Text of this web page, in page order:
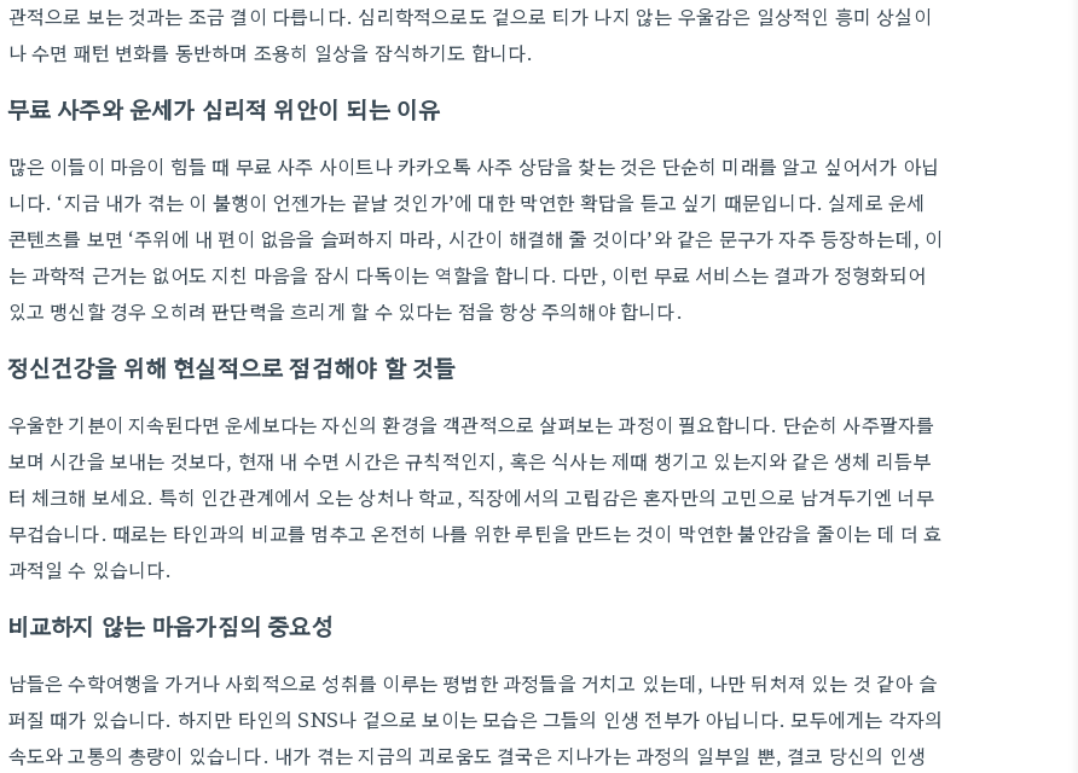
관적으로 보는 것과는 조금 결이 다릅니다. 심리학적으로도 겉으로 티가 나지 않는 우울감은 일상적인 흥미 상실이
나 수면 패턴 변화를 동반하며 조용히 일상을 잠식하기도 합니다.
무료 사주와 운세가 심리적 위안이 되는 이유
많은 이들이 마음이 힘들 때 무료 사주 사이트나 카카오톡 사주 상담을 찾는 것은 단순히 미래를 알고 싶어서가 아닙
니다. ‘지금 내가 겪는 이 불행이 언젠가는 끝날 것인가’에 대한 막연한 확답을 듣고 싶기 때문입니다. 실제로 운세
콘텐츠를 보면 ‘주위에 내 편이 없음을 슬퍼하지 마라, 시간이 해결해 줄 것이다’와 같은 문구가 자주 등장하는데, 이
는 과학적 근거는 없어도 지친 마음을 잠시 다독이는 역할을 합니다. 다만, 이런 무료 서비스는 결과가 정형화되어
있고 맹신할 경우 오히려 판단력을 흐리게 할 수 있다는 점을 항상 주의해야 합니다.
정신건강을 위해 현실적으로 점검해야 할 것들
우울한 기분이 지속된다면 운세보다는 자신의 환경을 객관적으로 살펴보는 과정이 필요합니다. 단순히 사주팔자를
보며 시간을 보내는 것보다, 현재 내 수면 시간은 규칙적인지, 혹은 식사는 제때 챙기고 있는지와 같은 생체 리듬부
터 체크해 보세요. 특히 인간관계에서 오는 상처나 학교, 직장에서의 고립감은 혼자만의 고민으로 남겨두기엔 너무
무겁습니다. 때로는 타인과의 비교를 멈추고 온전히 나를 위한 루틴을 만드는 것이 막연한 불안감을 줄이는 데 더 효
과적일 수 있습니다.
비교하지 않는 마음가짐의 중요성
남들은 수학여행을 가거나 사회적으로 성취를 이루는 평범한 과정들을 거치고 있는데, 나만 뒤처져 있는 것 같아 슬
퍼질 때가 있습니다. 하지만 타인의 SNS나 겉으로 보이는 모습은 그들의 인생 전부가 아닙니다. 모두에게는 각자의
속도와 고통의 총량이 있습니다. 내가 겪는 지금의 괴로움도 결국은 지나가는 과정의 일부일 뿐, 결코 당신의 인생